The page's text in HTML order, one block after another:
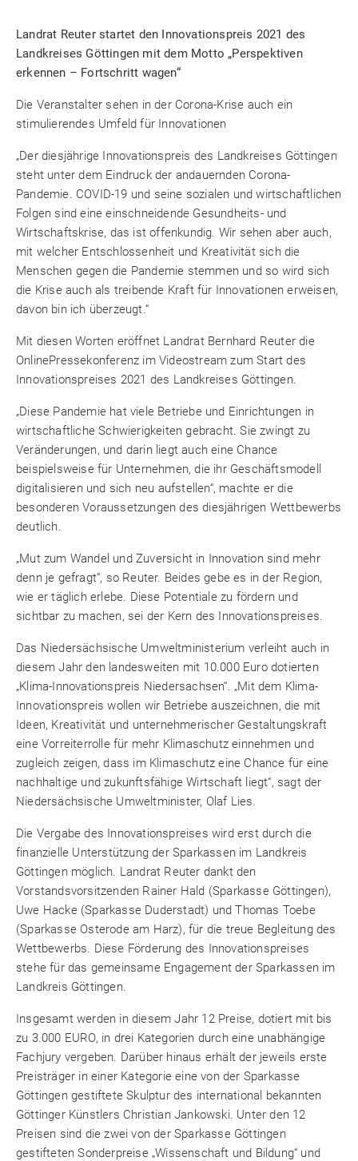
Landrat Reuter startet den Innovationspreis 2021 des
Landkreises Göttingen mit dem Motto „Perspektiven
erkennen – Fortschritt wagen“
Die Veranstalter sehen in der Corona-Krise auch ein
stimulierendes Umfeld für Innovationen
„Der diesjährige Innovationspreis des Landkreises Göttingen
steht unter dem Eindruck der andauernden Corona-
Pandemie. COVID-19 und seine sozialen und wirtschaftlichen
Folgen sind eine einschneidende Gesundheits- und
Wirtschaftskrise, das ist offenkundig. Wir sehen aber auch,
mit welcher Entschlossenheit und Kreativität sich die
Menschen gegen die Pandemie stemmen und so wird sich
die Krise auch als treibende Kraft für Innovationen erweisen,
davon bin ich überzeugt.“
Mit diesen Worten eröffnet Landrat Bernhard Reuter die
OnlinePressekonferenz im Videostream zum Start des
Innovationspreises 2021 des Landkreises Göttingen.
„Diese Pandemie hat viele Betriebe und Einrichtungen in
wirtschaftliche Schwierigkeiten gebracht. Sie zwingt zu
Veränderungen, und darin liegt auch eine Chance
beispielsweise für Unternehmen, die ihr Geschäftsmodell
digitalisieren und sich neu aufstellen“, machte er die
besonderen Voraussetzungen des diesjährigen Wettbewerbs
deutlich.
„Mut zum Wandel und Zuversicht in Innovation sind mehr
denn je gefragt“, so Reuter. Beides gebe es in der Region,
wie er täglich erlebe. Diese Potentiale zu fördern und
sichtbar zu machen, sei der Kern des Innovationspreises.
Das Niedersächsische Umweltministerium verleiht auch in
diesem Jahr den landesweiten mit 10.000 Euro dotierten
„Klima-Innovationspreis Niedersachsen“. „Mit dem Klima-
Innovationspreis wollen wir Betriebe auszeichnen, die mit
Ideen, Kreativität und unternehmerischer Gestaltungskraft
eine Vorreiterrolle für mehr Klimaschutz einnehmen und
zugleich zeigen, dass im Klimaschutz eine Chance für eine
nachhaltige und zukunftsfähige Wirtschaft liegt“, sagt der
Niedersächsische Umweltminister, Olaf Lies.
Die Vergabe des Innovationspreises wird erst durch die
finanzielle Unterstützung der Sparkassen im Landkreis
Göttingen möglich. Landrat Reuter dankt den
Vorstandsvorsitzenden Rainer Hald (Sparkasse Göttingen),
Uwe Hacke (Sparkasse Duderstadt) und Thomas Toebe
(Sparkasse Osterode am Harz), für die treue Begleitung des
Wettbewerbs. Diese Förderung des Innovationspreises
stehe für das gemeinsame Engagement der Sparkassen im
Landkreis Göttingen.
Insgesamt werden in diesem Jahr 12 Preise, dotiert mit bis
zu 3.000 EURO, in drei Kategorien durch eine unabhängige
Fachjury vergeben. Darüber hinaus erhält der jeweils erste
Preisträger in einer Kategorie eine von der Sparkasse
Göttingen gestiftete Skulptur des international bekannten
Göttinger Künstlers Christian Jankowski. Unter den 12
Preisen sind die zwei von der Sparkasse Göttingen
gestifteten Sonderpreise „Wissenschaft und Bildung“ und